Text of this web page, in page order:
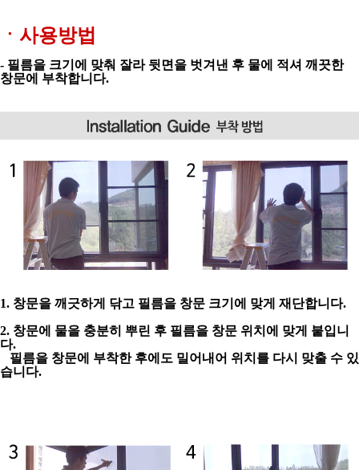
ㆍ사용방법
- 필름을 크기에 맞춰 잘라 뒷면을 벗겨낸 후 물에 적셔 깨끗한
창문에 부착합니다.
1. 창문을 깨긋하게 닦고 필름을 창문 크기에 맞게 재단합니다.
2. 창문에 물을 충분히 뿌린 후 필름을 창문 위치에 맞게 붙입니
다.
필름을 창문에 부착한 후에도 밀어내어 위치를 다시 맞출 수 있
습니다.